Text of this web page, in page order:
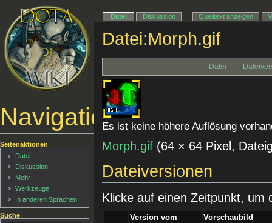
Datei:Morph.gif
Datei
Es ist keine höhere Auflösung
Morph.gif (64 × 64 Pixel,
Dateiversionen
Klicke auf einen Zeitpunkt, um
Version vom
Vorschaubild
Navigationsmenü
Datei Diskussion Quelltext anzeigen
Seitenaktionen
Datei
Diskussion
Mehr
Werkzeuge
In anderen Sprachen
Suche